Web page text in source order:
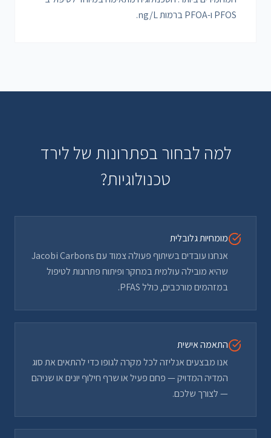
PFOS ו-PFOA ברמות ng/L.
למה לבחור בפתרונות של לירד
טכנולוגיות?
מומחיות גלובלית
אנחנו עובדים בשיתוף פעולה צמוד עם Jacobi Carbons
שהיא מובילה עולמית במחקר ופיתוח פתרונות לטיפול
במזהמים מורכבים, כולל PFAS.
התאמה אישית
אנו מבצעים אנליזה לכל מקרה לגופו כדי להתאים את סוג
המדיה המדויק — פחם פעיל או שרף חילוף יונים או שניהם
— לצורך שלכם.